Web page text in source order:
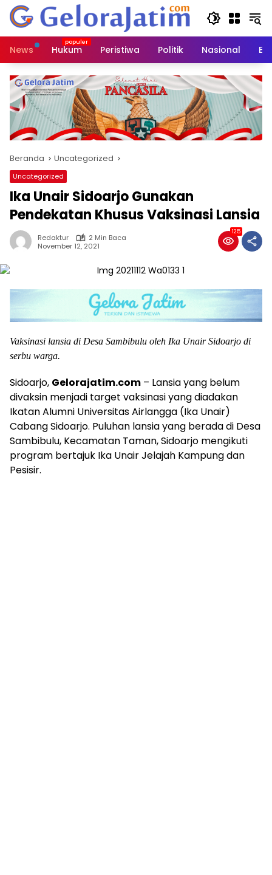
Langsung
konten
News
Hukum Peristiwa Politik Nasional
Beranda Uncategorized
Uncategorized
Ika Unair Sidoarjo Gunakan
Pendekatan Khusus Vaksinasi Lansia
Redaktur
2 Min Baca
November 12, 2021
125
Vaksinasi lansia di Desa Sambibulu oleh Ika Unair Sidoarjo di
serbu warga.
Sidoarjo, Gelorajatim.com – Lansia yang belum
divaksin menjadi target vaksinasi yang diadakan
Ikatan Alumni Universitas Airlangga (Ika Unair)
Cabang Sidoarjo. Puluhan lansia yang berada di Desa
Sambibulu, Kecamatan Taman, Sidoarjo mengikuti
program bertajuk Ika Unair Jelajah Kampung dan
Pesisir.